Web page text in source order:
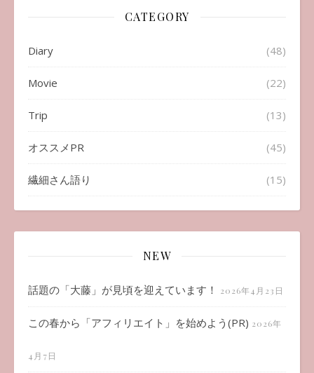
CATEGORY
Diary (48)
Movie (22)
Trip (13)
オススメPR (45)
繊細さん語り (15)
NEW
話題の「大藤」が見頃を迎えています！ 2026年4月23日
この春から「アフィリエイト」を始めよう(PR) 2026年
4月7日